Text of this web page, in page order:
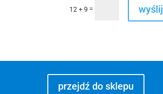
12 + 9 = wyślij
przejdź do sklepu